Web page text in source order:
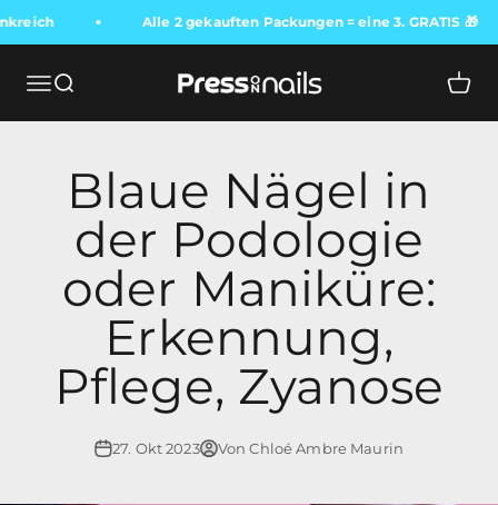
Alle 2 gekauften Packungen = eine 3. GRATIS 🎁
Navigationsmenü öffnen
Suche öffnen
Press On Nails
Blaue Nägel in
der Podologie
oder Maniküre:
Erkennung,
Pflege, Zyanose
27. Okt 2023 Von Chloé Ambre Maurin